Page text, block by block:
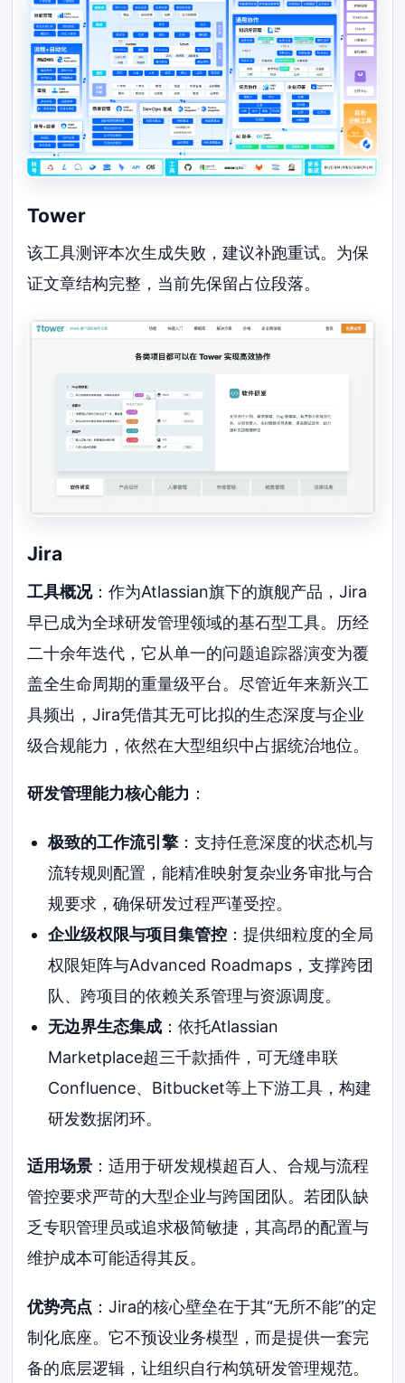
Tower
该工具测评本次生成失败，建议补跑重试。为保
证文章结构完整，当前先保留占位段落。
Jira
工具概况：作为Atlassian旗下的旗舰产品，Jira
早已成为全球研发管理领域的基石型工具。历经
二十余年迭代，它从单一的问题追踪器演变为覆
盖全生命周期的重量级平台。尽管近年来新兴工
具频出，Jira凭借其无可比拟的生态深度与企业
级合规能力，依然在大型组织中占据统治地位。
研发管理能力核心能力 ：
极致的工作流引擎：支持任意深度的状态机与
流转规则配置，能精准映射复杂业务审批与合
规要求，确保研发过程严谨受控。
企业级权限与项目集管控：提供细粒度的全局
权限矩阵与Advanced Roadmaps，支撑跨团
队、跨项目的依赖关系管理与资源调度。
无边界生态集成：依托Atlassian
Marketplace超三千款插件，可无缝串联
Confluence、Bitbucket等上下游工具，构建
研发数据闭环。
适用场景 ：适用于研发规模超百人、合规与流程
管控要求严苛的大型企业与跨国团队。若团队缺
乏专职管理员或追求极简敏捷，其高昂的配置与
维护成本可能适得其反。
优势亮点 ：Jira的核心壁垒在于其“无所不能”的定
制化底座。它不预设业务模型，而是提供一套完
备的底层逻辑，让组织自行构筑研发管理规范。